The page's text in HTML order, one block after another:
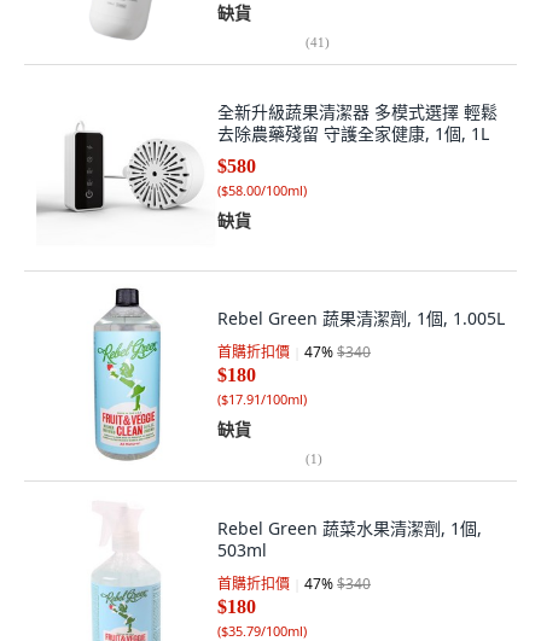
缺貨
(41)
全新升級蔬果清潔器 多模式選擇 輕鬆
去除農藥殘留 守護全家健康, 1個, 1L
$580
($58.00/100ml)
缺貨
Rebel Green 蔬果清潔劑, 1個, 1.005L
首購折扣價 47%$340
$180
($17.91/100ml)
缺貨
(1)
Rebel Green 蔬菜水果清潔劑, 1個,
503ml
首購折扣價 47%$340
$180
($35.79/100ml)